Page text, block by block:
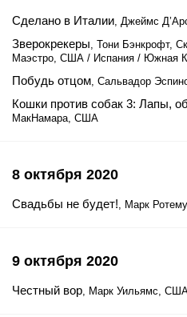
Сделано в Италии, Джеймс
Зверокрекеры, Тони Бэнкрофт,
Маэстро, США / Испания / Южная
Побудь отцом, Сальвадор
Кошки против собак 3: Лапы,
МакНамара, США
8 октября 2020
Свадьбы не будет!, Марк
9 октября 2020
Честный вор, Марк Уильямс,